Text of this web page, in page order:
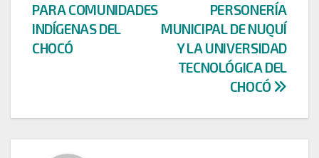
PERSONERÍA
MUNICIPAL DE NUQUÍ
Y LA UNIVERSIDAD
TECNOLÓGICA DEL
CHOCÓ
PARA COMUNIDADES
INDÍGENAS DEL
CHOCÓ